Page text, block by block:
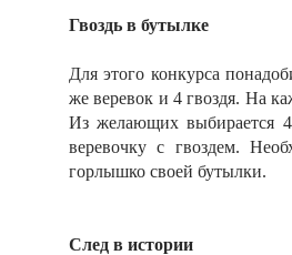
Гвоздь в бутылке
Для этого конкурса
же веревок и 4 гвоздя. На
Из желающих выбирается
веревочку с гвоздем.
горлышко своей бутылки.
След в истории